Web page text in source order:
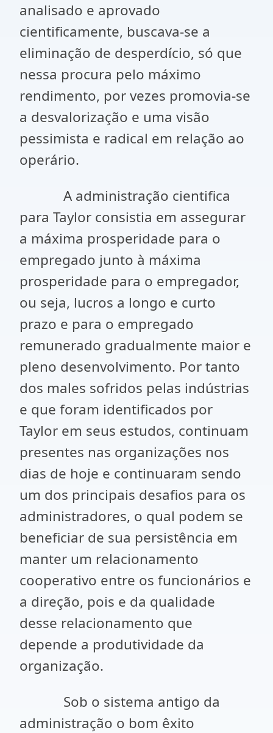
analisado e aprovado
cientificamente, buscava-se a
eliminação de desperdício, só que
nessa procura pelo máximo
rendimento, por vezes promovia-se
a desvalorização e uma visão
pessimista e radical em relação ao
operário.
A administração cientifica
para Taylor consistia em assegurar
a máxima prosperidade para o
empregado junto à máxima
prosperidade para o empregador,
ou seja, lucros a longo e curto
prazo e para o empregado
remunerado gradualmente maior e
pleno desenvolvimento. Por tanto
dos males sofridos pelas indústrias
e que foram identificados por
Taylor em seus estudos, continuam
presentes nas organizações nos
dias de hoje e continuaram sendo
um dos principais desafios para os
administradores, o qual podem se
beneficiar de sua persistência em
manter um relacionamento
cooperativo entre os funcionários e
a direção, pois e da qualidade
desse relacionamento que
depende a produtividade da
organização.
Sob o sistema antigo da
administração o bom êxito